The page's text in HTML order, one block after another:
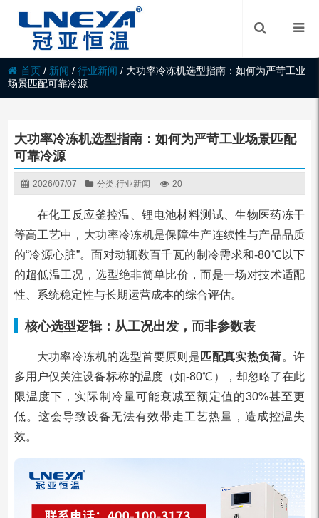
首页 / 新闻 /行业新闻 / 大功率冷冻机选型指南：如何为严苛工业
场景匹配可靠冷源
大功率冷冻机选型指南：如何为严苛工业场景匹配
可靠冷源
2026/07/07 分类:行业新闻 20
在化工反应釜控温、锂电池材料测试、生物医药冻干
等高工艺中，大功率冷冻机是保障生产连续性与产品品质
的“冷源心脏”。面对动辄数百千瓦的制冷需求和-80℃以下
的超低温工况，选型绝非简单比价，而是一场对技术适配
性、系统稳定性与长期运营成本的综合评估。
核心选型逻辑：从工况出发，而非参数表
大功率冷冻机的选型首要原则是匹配真实热负荷。许
多用户仅关注设备标称的温度（如-80℃），却忽略了在此
限温度下，实际制冷量可能衰减至额定值的30%甚至更
低。这会导致设备无法有效带走工艺热量，造成控温失
效。